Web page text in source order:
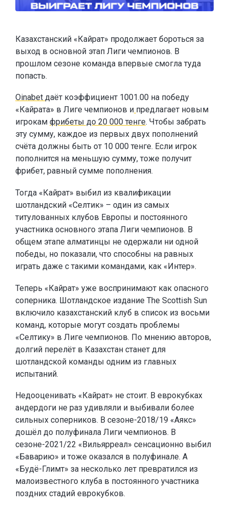
Казахстанский «Кайрат» продолжает бороться за
выход в основной этап Лиги чемпионов. В
прошлом сезоне команда впервые смогла туда
попасть.
Oinabet даёт коэффициент 1001.00 на победу
«Кайрата» в Лиге чемпионов и предлагает новым
игрокам фрибеты до 20 000 тенге. Чтобы забрать
эту сумму, каждое из первых двух пополнений
счёта должны быть от 10 000 тенге. Если игрок
пополнится на меньшую сумму, тоже получит
фрибет, равный сумме пополнения.
Тогда «Кайрат» выбил из квалификации
шотландский «Селтик» – один из самых
титулованных клубов Европы и постоянного
участника основного этапа Лиги чемпионов. В
общем этапе алматинцы не одержали ни одной
победы, но показали, что способны на равных
играть даже с такими командами, как «Интер».
Теперь «Кайрат» уже воспринимают как опасного
соперника. Шотландское издание The Scottish Sun
включило казахстанский клуб в список из восьми
команд, которые могут создать проблемы
«Селтику» в Лиге чемпионов. По мнению авторов,
долгий перелёт в Казахстан станет для
шотландской команды одним из главных
испытаний.
Недооценивать «Кайрат» не стоит. В еврокубках
андердоги не раз удивляли и выбивали более
сильных соперников. В сезоне-2018/19 «Аякс»
дошёл до полуфинала Лиги чемпионов. В
сезоне-2021/22 «Вильярреал» сенсационно выбил
«Баварию» и тоже оказался в полуфинале. А
«Будё-Глимт» за несколько лет превратился из
малоизвестного клуба в постоянного участника
поздних стадий еврокубков.